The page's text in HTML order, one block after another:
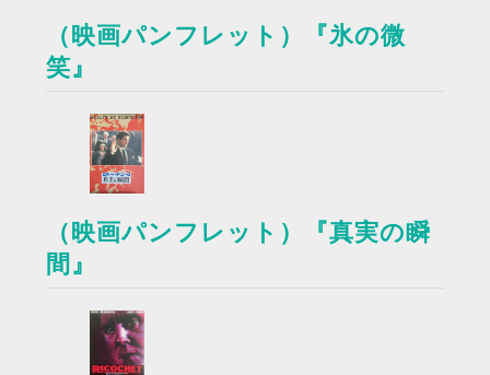
（映画パンフレット）『氷の微
笑』
（映画パンフレット）『真実の瞬
間』